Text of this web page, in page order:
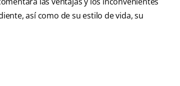
así como de su estilo de vida, su